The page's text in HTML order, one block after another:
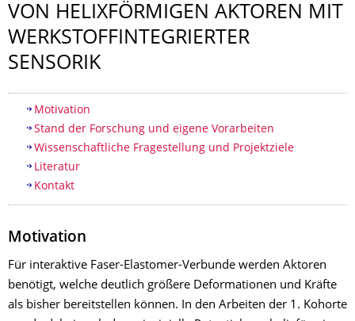
VON HELIXFÖRMIGEN AKTOREN MIT
WERKSTOFFINTE­GRIERTER
SENSORIK
Inhaltsverzeichnis
Motivation
Stand der Forschung und eigene Vorarbeiten
Wissenschaftliche Fragestellung und Projektziele
Literatur
Kontakt
Motivation
Für interaktive Faser-Elastomer-Verbunde werden Aktoren
benötigt, welche deutlich größere Deformationen und Kräfte
als bisher bereitstellen können. In den Arbeiten der 1. Kohorte